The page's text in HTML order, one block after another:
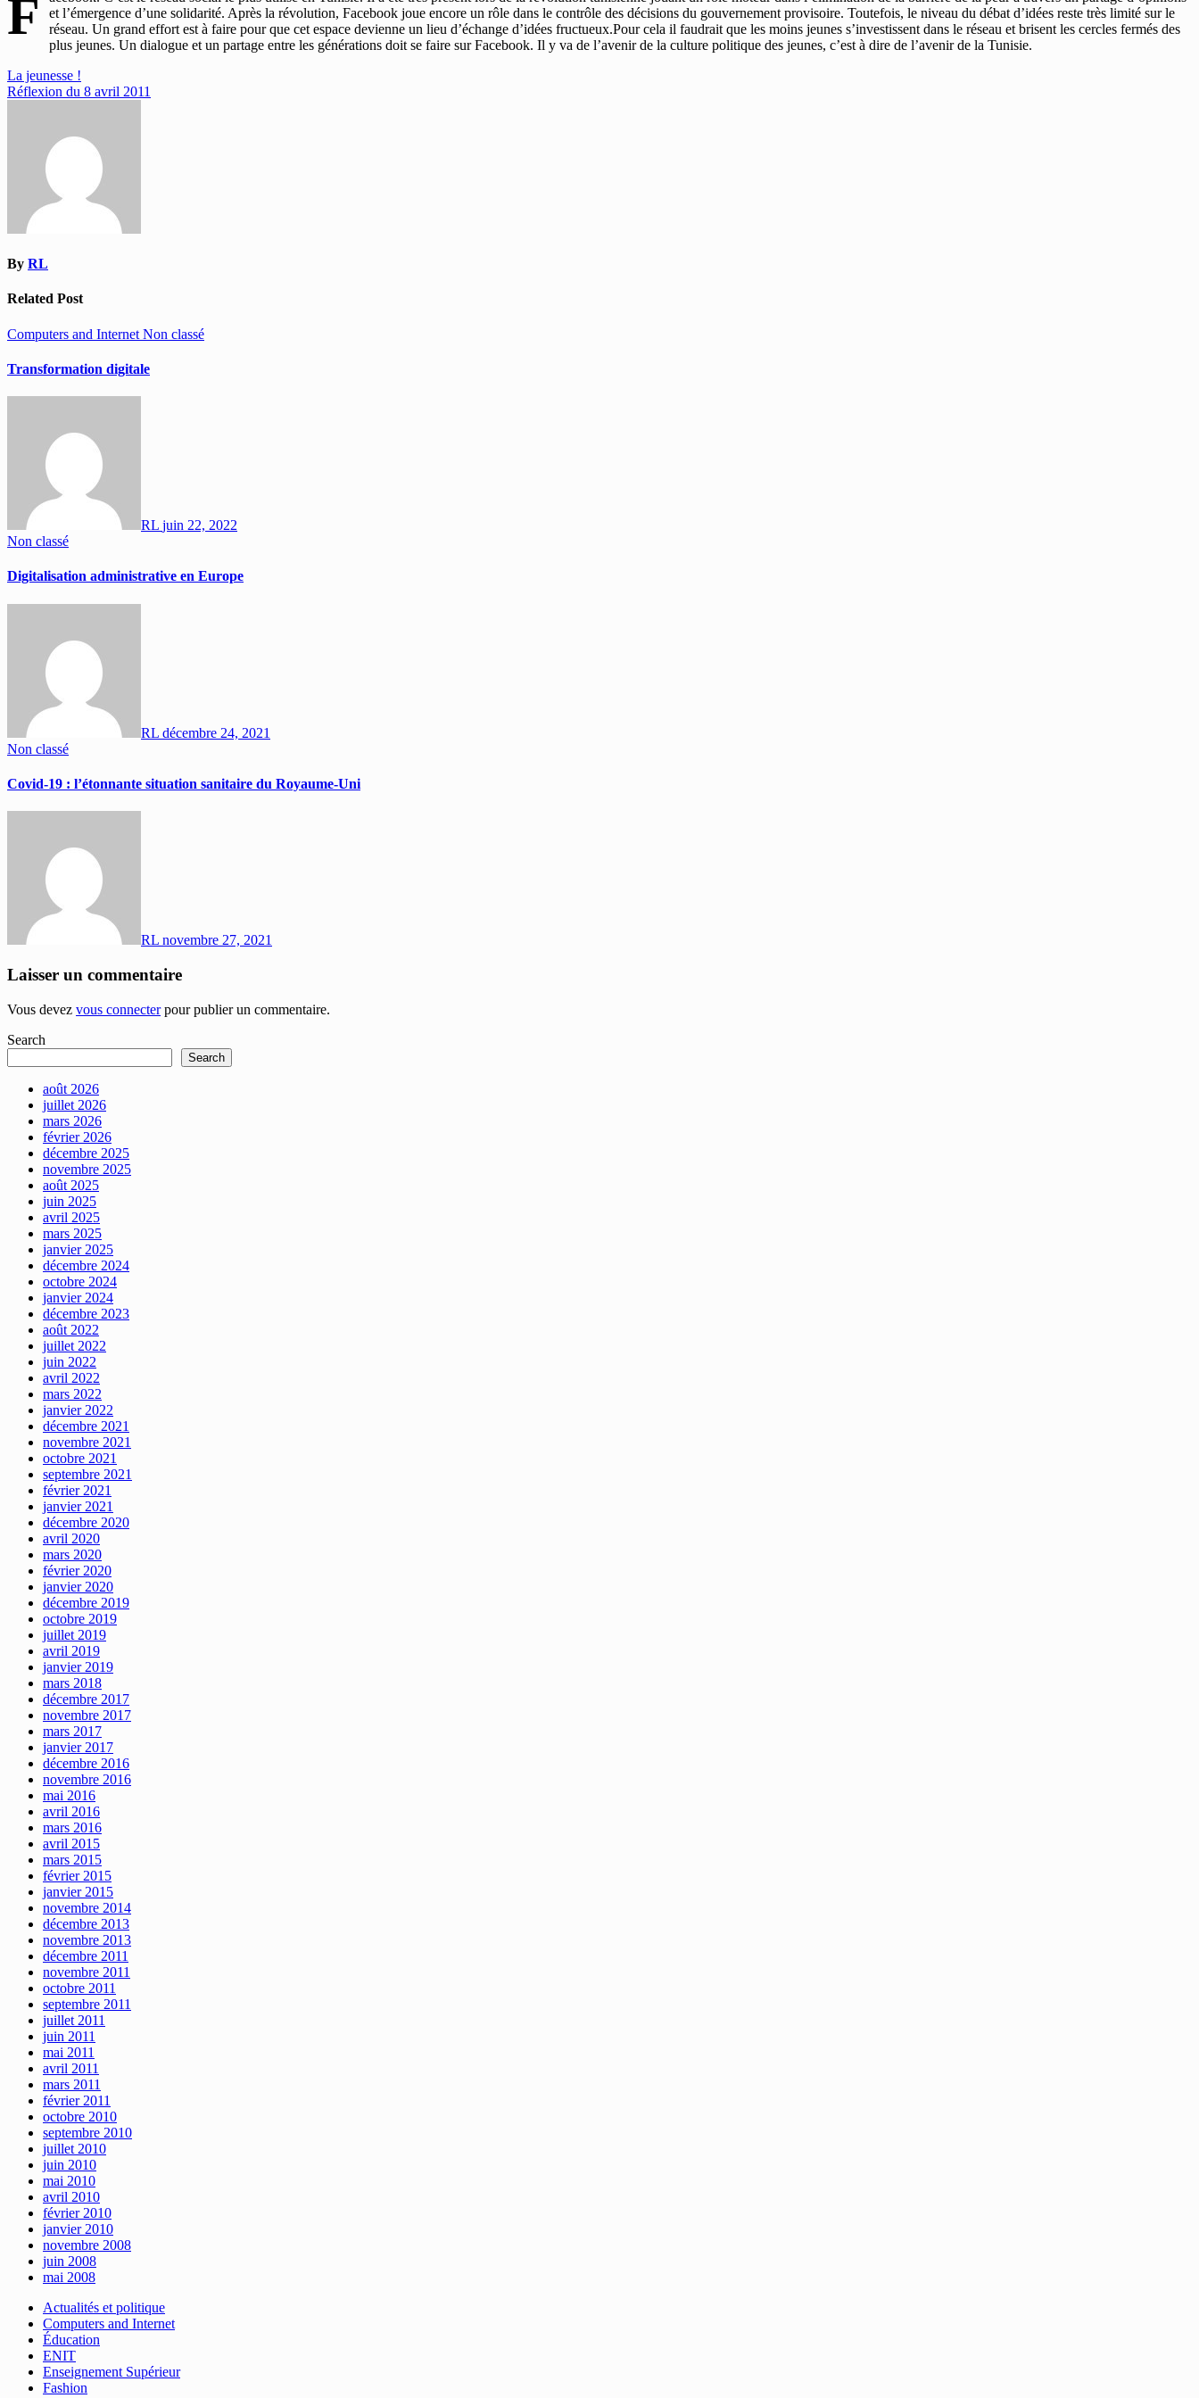
F
et l’émergence d’une solidarité. Après la révolution, Facebook joue encore un rôle dans le contrôle des décisions du gouvernement provisoire. Toutefois, le niveau du débat d’idées reste très limité sur le
réseau. Un grand effort est à faire pour que cet espace devienne un lieu d’échange d’idées fructueux.Pour cela il faudrait que les moins jeunes s’investissent dans le réseau et brisent les cercles fermés des
plus jeunes. Un dialogue et un partage entre les générations doit se faire sur Facebook. Il y va de l’avenir de la culture politique des jeunes, c’est à dire de l’avenir de la Tunisie.
Navigation
de
La jeunesse !
Réflexion du 8 avril 2011
By RL
Related Post
Computers and Internet Non classé
Transformation digitale
RL juin 22, 2022
Non classé
Digitalisation administrative en Europe
RL décembre 24, 2021
Non classé
Covid-19 : l’étonnante situation sanitaire du Royaume-Uni
RL novembre 27, 2021
Laisser un commentaire
Vous devez vous connecterpour publier un commentaire.
Search
Search
août 2026
juillet 2026
mars 2026
février 2026
décembre 2025
novembre 2025
août 2025
juin 2025
avril 2025
mars 2025
janvier 2025
décembre 2024
octobre 2024
janvier 2024
décembre 2023
août 2022
juillet 2022
juin 2022
avril 2022
mars 2022
janvier 2022
décembre 2021
novembre 2021
octobre 2021
septembre 2021
février 2021
janvier 2021
décembre 2020
avril 2020
mars 2020
février 2020
janvier 2020
décembre 2019
octobre 2019
juillet 2019
avril 2019
janvier 2019
mars 2018
décembre 2017
novembre 2017
mars 2017
janvier 2017
décembre 2016
novembre 2016
mai 2016
avril 2016
mars 2016
avril 2015
mars 2015
février 2015
janvier 2015
novembre 2014
décembre 2013
novembre 2013
décembre 2011
novembre 2011
octobre 2011
septembre 2011
juillet 2011
juin 2011
mai 2011
avril 2011
mars 2011
février 2011
octobre 2010
septembre 2010
juillet 2010
juin 2010
mai 2010
avril 2010
février 2010
janvier 2010
novembre 2008
juin 2008
mai 2008
Actualités et politique
Computers and Internet
Éducation
ENIT
Enseignement Supérieur
Fashion